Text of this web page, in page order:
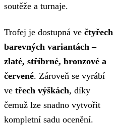
soutěže a turnaje.
Trofej je dostupná ve čtyřech
barevných variantách –
zlaté, stříbrné, bronzové a
červené. Zároveň se vyrábí
ve třech výškách, díky
čemuž lze snadno vytvořit
kompletní sadu ocenění.